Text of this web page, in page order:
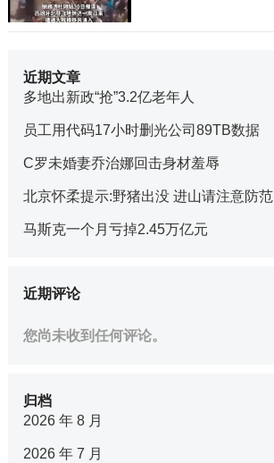
近期文章
多地出新政“抢”3.2亿老年人
员工用代码17小时删光公司89TB数据
C罗未婚妻乔治娜回击身材羞辱
北京怀柔提示:野猪出没 进山请注意防范
马斯克一个月亏掉2.45万亿元
近期评论
您尚未收到任何评论。
归档
2026 年 8 月
2026 年 7 月